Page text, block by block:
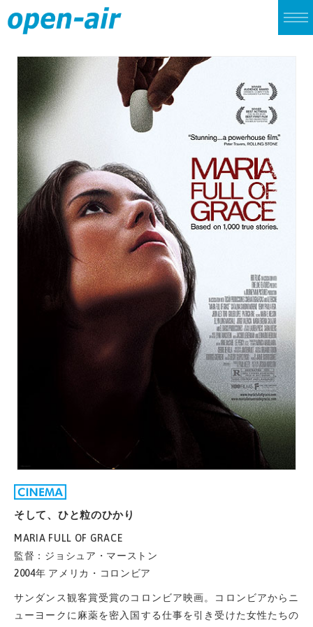
LIVE
CINEMA
ALBUM
SINGLE
ARCHIVES
そして、ひと粒のひかり
MARIA FULL OF GRACE
監督：ジョシュア・マーストン
2004年 アメリカ・コロンビア
サンダンス観客賞受賞のコロンビア映画。コロンビアからニ
ューヨークに麻薬を密入国する仕事を引き受けた女性たちの